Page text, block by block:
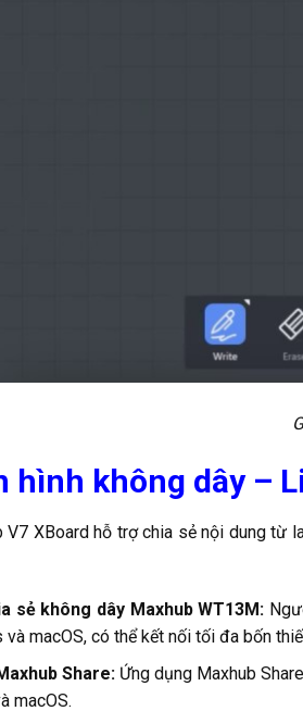
hình không dây –
V7 XBoard hỗ trợ chia sẻ nội dung từ
sẻ không dây Maxhub WT13M:
macOS, có thể kết nối tối đa bốn
Share: Ứng dụng Maxhub
macOS.